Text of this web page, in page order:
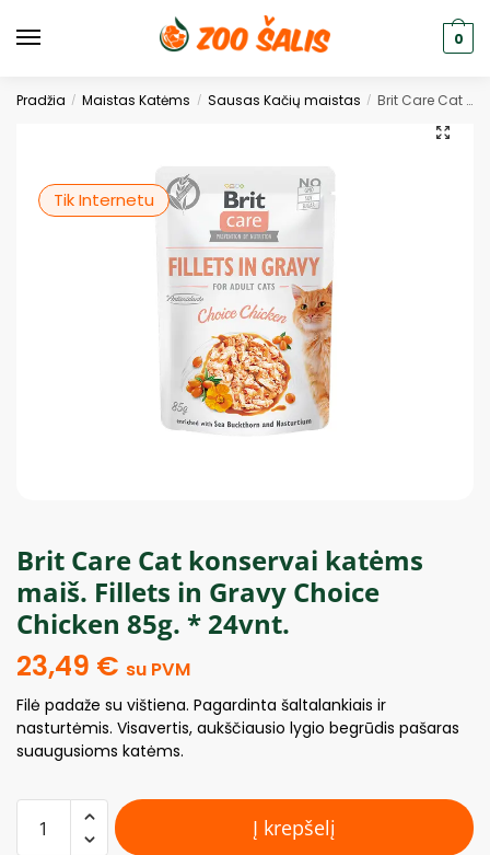
0
Pradžia / Maistas Katėms / Sausas Kačių maistas / Brit Care Cat konservai katėms maiš. Fillets in Gravy Choice Chicken 85g. * 24vnt.
Tik Internetu
Brit Care Cat konservai katėms
maiš. Fillets in Gravy Choice
Chicken 85g. * 24vnt.
23,49 € su PVM
Filė padaže su vištiena. Pagardinta šaltalankiais ir
nasturtėmis. Visavertis, aukščiausio lygio begrūdis pašaras
suaugusioms katėms.
Į krepšelį